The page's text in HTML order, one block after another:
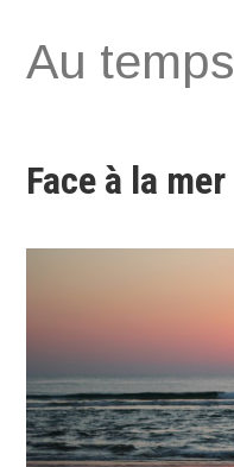
au
Au
Face à la mer